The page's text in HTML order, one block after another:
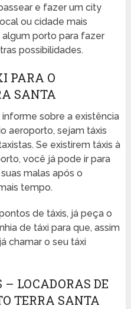
e fazer um city
ou cidade mais
porto para fazer
possibilidades.
PARA O
SANTA
sobre a existência
aeroporto, sejam táxis
Se existirem táxis à
você já pode ir para
malas após o
tempo.
de táxis, já peça o
de táxi para que, assim
chamar o seu táxi
– LOCADORAS DE
TERRA SANTA